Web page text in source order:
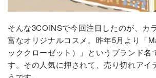
そんな3COINSで今回注目したのが、カ
富なオリジナルコスメ。昨年5月より「
ッククローゼット）」というブランド名
す。その人気に押されて、売り切れアイ